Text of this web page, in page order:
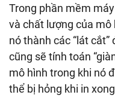
Trong phần mềm
và chất lượng của mô
nó thành các “lát
cũng sẽ tính toán
mô hình trong khi nó
thể bị hỏng khi in